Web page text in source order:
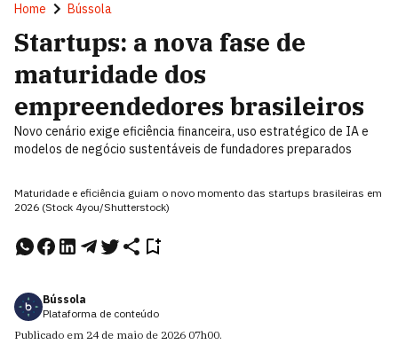
Home Bússola
Startups: a nova fase de
maturidade dos
empreendedores brasileiros
Novo cenário exige eficiência financeira, uso estratégico de IA e
modelos de negócio sustentáveis de fundadores preparados
Maturidade e eficiência guiam o novo momento das startups brasileiras em
2026 (Stock 4you/Shutterstock)
Bússola
Plataforma de conteúdo
Publicado em 24 de maio de 2026 07h00.